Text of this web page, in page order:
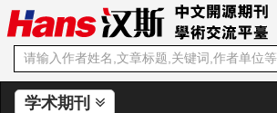
学术期刊